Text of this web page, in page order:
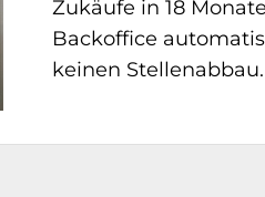
Zukäufe in 18
Backoffice
keinen